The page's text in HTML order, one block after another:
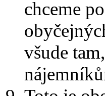
chceme
všude